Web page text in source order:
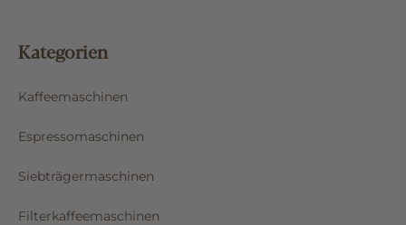
Kategorien
Kaffeemaschinen
Espressomaschinen
Siebträgermaschinen
Filterkaffeemaschinen